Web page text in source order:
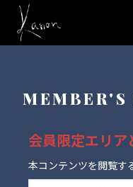
MEMBER'S
会員限定エリア
本コンテンツを閲覧す